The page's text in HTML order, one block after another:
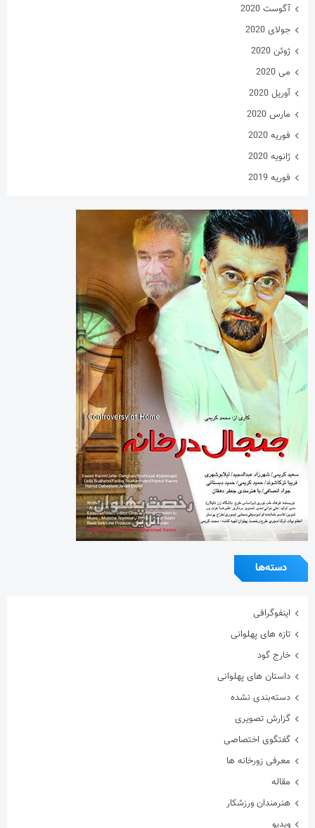
آگوست 2020
جولای 2020
ژوئن 2020
می 2020
آوریل 2020
مارس 2020
فوریه 2020
ژانویه 2020
فوریه 2019
دسته‌ها
اینفوگرافی
تازه های پهلوانی
خارج گود
داستان های پهلوانی
دسته‌بندی نشده
گزارش تصویری
گفتگوی اختصاصی
معرفی زورخانه ها
مقاله
هنرمندان ورزشکار
ویدیو